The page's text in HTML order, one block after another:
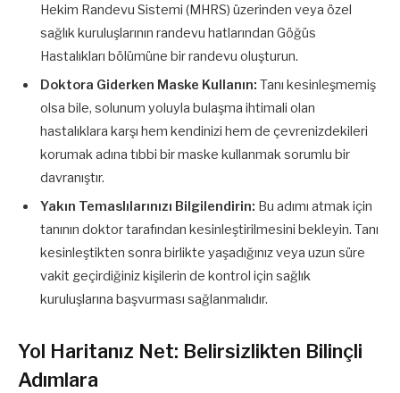
Hekim Randevu Sistemi (MHRS) üzerinden veya özel
sağlık kuruluşlarının randevu hatlarından Göğüs
Hastalıkları bölümüne bir randevu oluşturun.
Doktora Giderken Maske Kullanın: Tanı kesinleşmemiş
olsa bile, solunum yoluyla bulaşma ihtimali olan
hastalıklara karşı hem kendinizi hem de çevrenizdekileri
korumak adına tıbbi bir maske kullanmak sorumlu bir
davranıştır.
Yakın Temaslılarınızı Bilgilendirin: Bu adımı atmak için
tanının doktor tarafından kesinleştirilmesini bekleyin. Tanı
kesinleştikten sonra birlikte yaşadığınız veya uzun süre
vakit geçirdiğiniz kişilerin de kontrol için sağlık
kuruluşlarına başvurması sağlanmalıdır.
Yol Haritanız Net: Belirsizlikten Bilinçli
Adımlara